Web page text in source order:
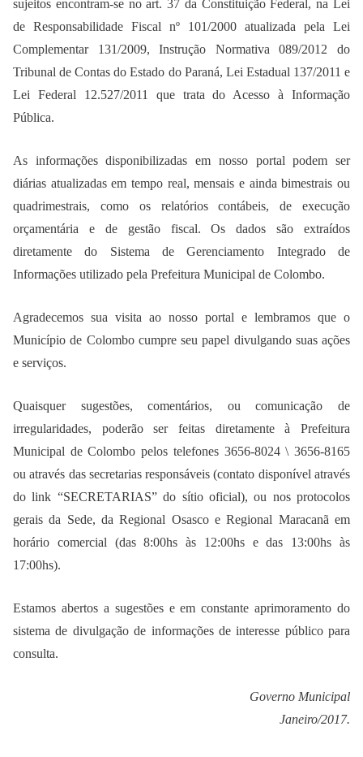
sujeitos encontram-se no art. 37 da Constituição Federal, na Lei
de Responsabilidade Fiscal nº 101/2000 atualizada pela Lei
Complementar 131/2009, Instrução Normativa 089/2012 do
Tribunal de Contas do Estado do Paraná, Lei Estadual 137/2011 e
Lei Federal 12.527/2011 que trata do Acesso à Informação
Pública.
As informações disponibilizadas em nosso portal podem ser
diárias atualizadas em tempo real, mensais e ainda bimestrais ou
quadrimestrais, como os relatórios contábeis, de execução
orçamentária e de gestão fiscal. Os dados são extraídos
diretamente do Sistema de Gerenciamento Integrado de
Informações utilizado pela Prefeitura Municipal de Colombo.
Agradecemos sua visita ao nosso portal e lembramos que o
Município de Colombo cumpre seu papel divulgando suas ações
e serviços.
Quaisquer sugestões, comentários, ou comunicação de
irregularidades, poderão ser feitas diretamente à Prefeitura
Municipal de Colombo pelos telefones 3656-8024 \ 3656-8165
ou através das secretarias responsáveis (contato disponível através
do link “SECRETARIAS” do sítio oficial), ou nos protocolos
gerais da Sede, da Regional Osasco e Regional Maracanã em
horário comercial (das 8:00hs às 12:00hs e das 13:00hs às
17:00hs).
Estamos abertos a sugestões e em constante aprimoramento do
sistema de divulgação de informações de interesse público para
consulta.
Governo Municipal
Janeiro/2017.